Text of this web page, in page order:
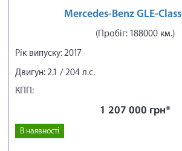
Mercedes-Benz GLE-
(Пробіг: 188000 км.)
Рік випуску: 2017
Двигун: 2.1 / 204 л.с.
КПП:
1 207 000 грн*
В наявності